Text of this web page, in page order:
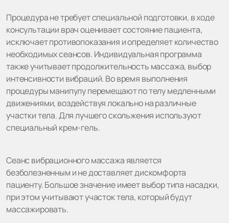
Процедура не требует специальной подготовки, в ходе
консультации врач оценивает состояние пациента,
исключает противопоказания и определяет количество
необходимых сеансов. Индивидуальная программа
также учитывает продолжительность массажа, выбор
интенсивности вибраций. Во время выполнения
процедуры манипулу перемещают по телу медленными
движениями, воздействуя локально на различные
участки тела. Для лучшего скольжения используют
специальный крем-гель.
Сеанс вибрационного массажа является
безболезненным и не доставляет дискомфорта
пациенту. Большое значение имеет выбор типа насадки,
при этом учитывают участок тела, который будут
массажировать.